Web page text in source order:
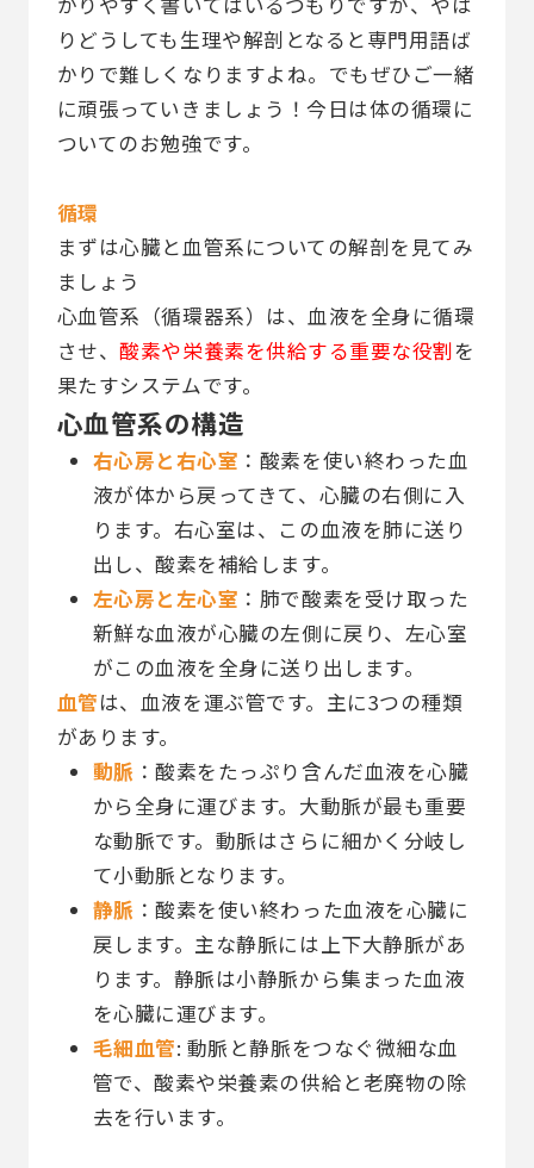
りどうしても生理や解剖となると専門用語ば
かりで難しくなりますよね。でもぜひご一緒
に頑張っていきましょう！今日は体の循環に
ついてのお勉強です。
循環
まずは心臓と血管系についての解剖を見てみ
ましょう
心血管系（循環器系）は、血液を全身に循環
させ、酸素や栄養素を供給する重要な役割を
果たすシステムです。
心血管系の構造
右心房と右心室 ：酸素を使い終わった血
液が体から戻ってきて、心臓の右側に入
ります。右心室は、この血液を肺に送り
出し、酸素を補給します。
左心房と左心室 ：肺で酸素を受け取った
新鮮な血液が心臓の左側に戻り、左心室
がこの血液を全身に送り出します。
血管は、血液を運ぶ管です。主に3つの種類
があります。
動脈 ：酸素をたっぷり含んだ血液を心臓
から全身に運びます。大動脈が最も重要
な動脈です。動脈はさらに細かく分岐し
て小動脈となります。
静脈 ：酸素を使い終わった血液を心臓に
戻します。主な静脈には上下大静脈があ
ります。静脈は小静脈から集まった血液
を心臓に運びます。
毛細血管: 動脈と静脈をつなぐ微細な血
管で、酸素や栄養素の供給と老廃物の除
去を行います。